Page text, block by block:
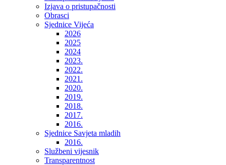
Izjava o pristupačnosti
Obrasci
Sjednice Vijeća
2026
2025
2024
2023.
2022.
2021.
2020.
2019.
2018.
2017.
2016.
Sjednice Savjeta mladih
2016.
Službeni vijesnik
Transparentnost